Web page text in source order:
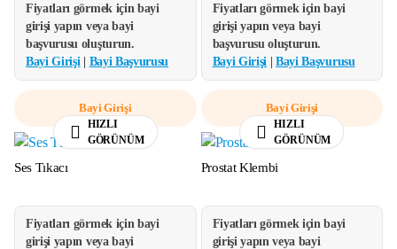
Fiyatları görmek için bayi
girişi yapın veya bayi
başvurusu oluşturun.
Bayi Girişi | Bayi Başvurusu
Bayi Girişi
Fiyatları görmek için bayi
girişi yapın veya bayi
başvurusu oluşturun.
Bayi Girişi |Bayi Başvurusu
Bayi Girişi
HIZLI
GÖRÜNÜM
Ses Tıkacı
Fiyatları görmek için bayi
girişi yapın veya bayi
HIZLI
GÖRÜNÜM
Prostat Klembi
Fiyatları görmek için bayi
girişi yapın veya bayi